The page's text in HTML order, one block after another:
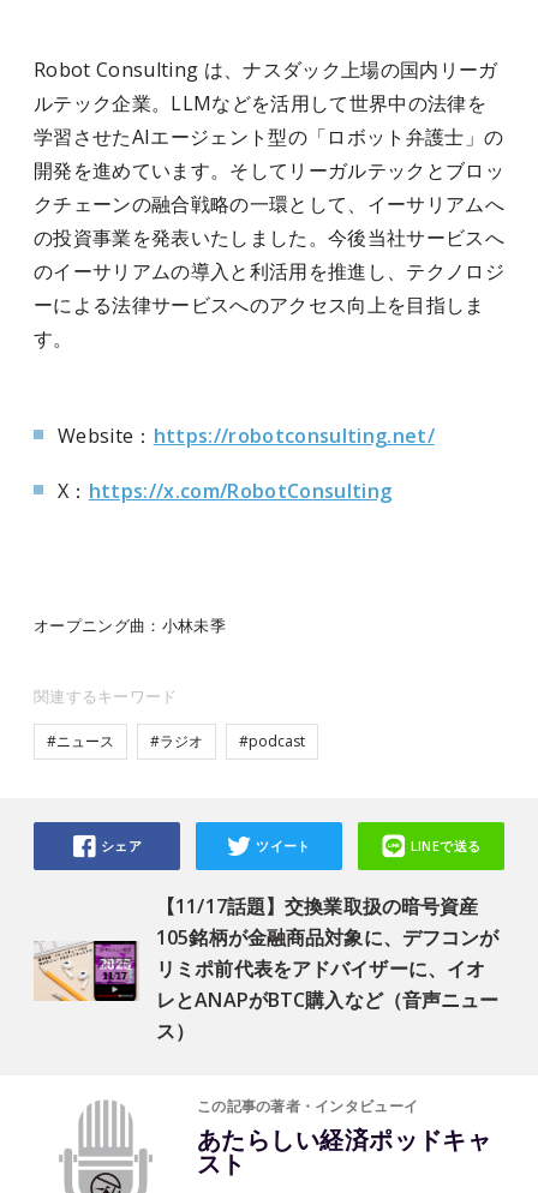
Robot Consulting は、ナスダック上場の国内リーガ
ルテック企業。LLMなどを活⽤して世界中の法律を
学習させたAIエージェント型の「ロボット弁護⼠」の
開発を進めています。そしてリーガルテックとブロッ
クチェーンの融合戦略の一環として、イーサリアムへ
の投資事業を発表いたしました。今後当社サービスへ
のイーサリアムの導入と利活用を推進し、テクノロジ
ーによる法律サービスへのアクセス向上を目指しま
す。
Website： https://robotconsulting.net/
X： https://x.com/RobotConsulting
オープニング曲：小林未季
関連するキーワード
#ニュース #ラジオ #podcast
【11/17話題】交換業取扱の暗号資産
105銘柄が金融商品対象に、デフコンが
リミポ前代表をアドバイザーに、イオ
レとANAPがBTC購入など（音声ニュー
ス）
シェア ツイート LINEで送る
この記事の著者・インタビューイ
あたらしい経済ポッドキャ
スト